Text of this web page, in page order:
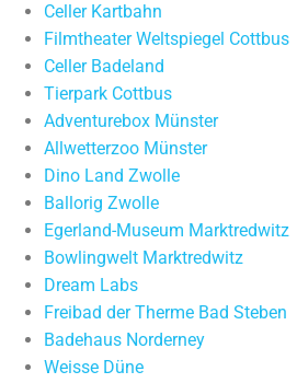
Celler Kartbahn
Filmtheater Weltspiegel Cottbus
Celler Badeland
Tierpark Cottbus
Adventurebox Münster
Allwetterzoo Münster
Dino Land Zwolle
Ballorig Zwolle
Egerland-Museum Marktredwitz
Bowlingwelt Marktredwitz
Dream Labs
Freibad der Therme Bad Steben
Badehaus Norderney
Weisse Düne